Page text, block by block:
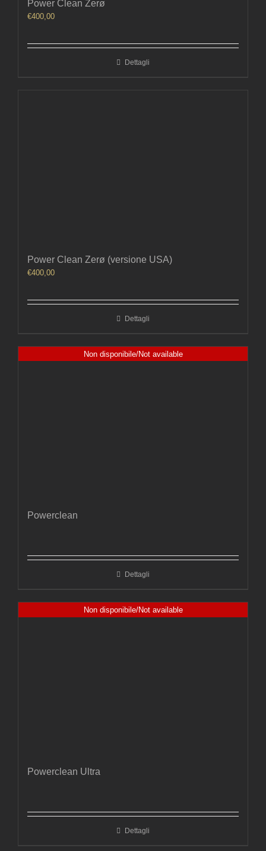
Power Clean Zerø
€400,00
Dettagli
Power Clean Zerø (versione USA)
€400,00
Dettagli
Non disponibile/Not available
Powerclean
Dettagli
Non disponibile/Not available
Powerclean Ultra
Dettagli